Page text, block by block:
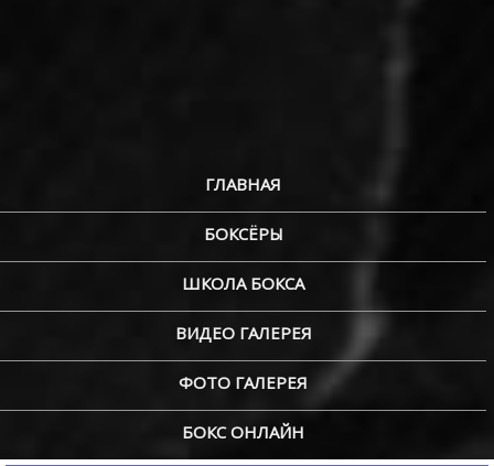
ГЛАВНАЯ
БОКСЁРЫ
ШКОЛА БОКСА
ВИДЕО ГАЛЕРЕЯ
ФОТО ГАЛЕРЕЯ
БОКС ОНЛАЙН